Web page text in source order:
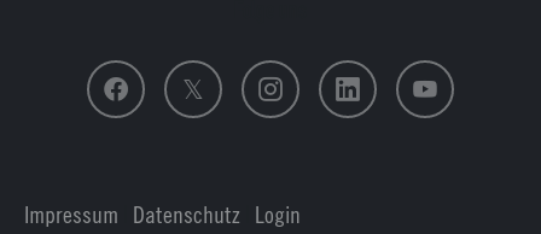
Impressum Datenschutz
Login